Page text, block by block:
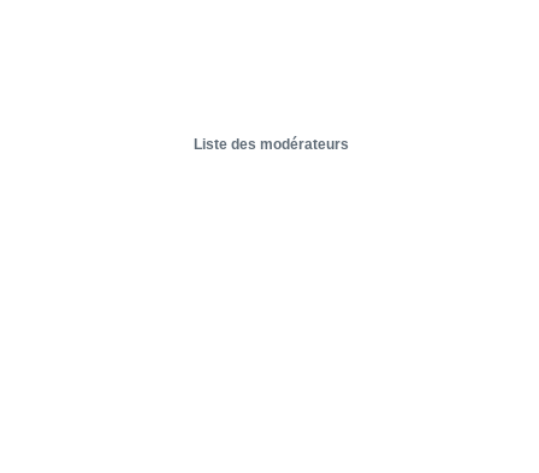
Liste des modérateurs